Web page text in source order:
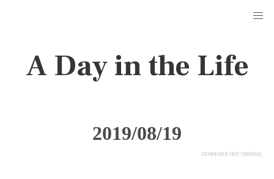
A Day in the Life
2019/08/19
2019年08月18日 15時00分